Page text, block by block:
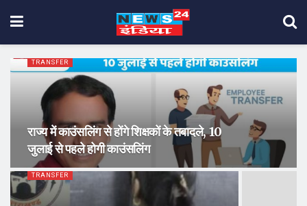
TRANSFER
राज्य में काउंसलिंग से होंगे शिक्षकों के तबादले, 10
जुलाई से पहले होगी काउंसलिंग
TRANSFER